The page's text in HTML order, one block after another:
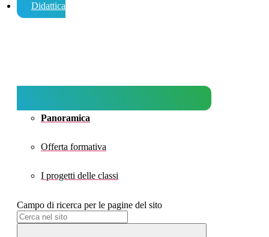
Didattica
Panoramica
Offerta formativa
I progetti delle classi
Campo di ricerca per le pagine del sito